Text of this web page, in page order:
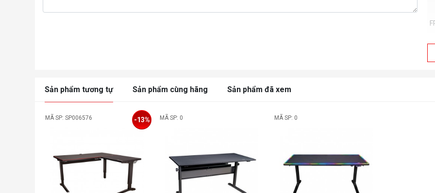
Sản phẩm tương tự Sản phẩm cùng hãng Sản phẩm đã xem
MÃ SP: SP006576 -13% MÃ SP: 0 MÃ SP: 0